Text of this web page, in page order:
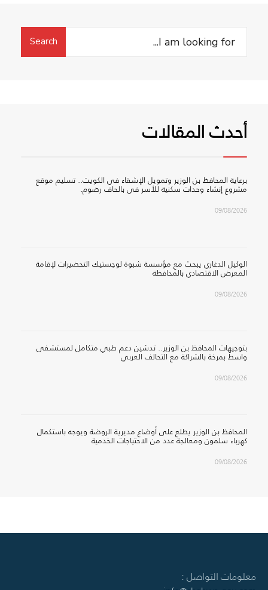
Search
Search
أحدث المقالات
برعاية المحافظ بن الوزير وتمويل الإشقاء في الكويت.. تسليم موقع
مشروع إنشاء وحدات سكنية للأسر في بالحاف رضوم.
09/08/2026
الوكيل الدغاري يبحث مع مؤسسة شبوة لوجستيك التحضيرات لإقامة
المعرض الاقتصادي بالمحافظة
09/08/2026
بتوجيهات المحافظ بن الوزير.. تدشين دعم طبي متكامل لمستشفى
واسط بمرخة بالشراكة مع التحالف العربي
09/08/2026
المحافظ بن الوزير يطلع على أوضاع مديرية الروضة ويوجه باستكمال
كهرباء سلمون ومعالجة عدد من الاحتياجات الخدمية
09/08/2026
معلومات التواصل :